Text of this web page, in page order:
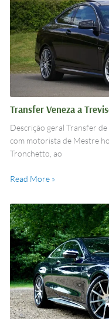
Transfer Veneza a
Descrição geral Transfer
com motorista de Mestre
Tronchetto, ao
Treviso
Read More »
Transfer
Aeroporto
Veneza
–
Mestre/Hotel/Piazzale
Roma/Tronchetto